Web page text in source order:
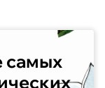
самых